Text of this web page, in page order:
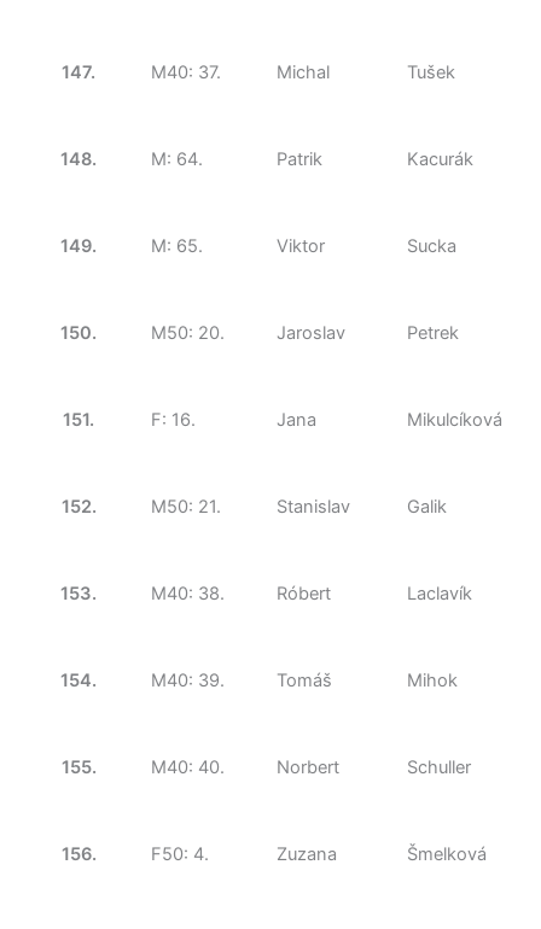
147. M40: 37. Michal Tušek
148. M: 64. Patrik Kacurák
149. M: 65. Viktor Sucka
150. M50: 20. Jaroslav Petrek
151. F: 16. Jana Mikulcíková
152. M50: 21. Stanislav Galik
153. M40: 38. Róbert Laclavík
154. M40: 39. Tomáš Mihok
155. M40: 40. Norbert Schuller
156. F50: 4. Zuzana Šmelková